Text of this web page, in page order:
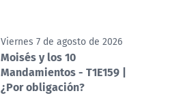
Viernes 7 de agosto de 2026
Moisés y los 10
Mandamientos - T1E159 |
¿Por obligación?